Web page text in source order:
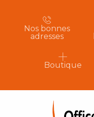
Nos bonnes
adresses
Boutique